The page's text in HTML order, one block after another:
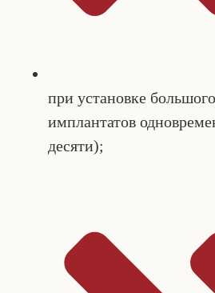
при установке
имплантатов
десяти);